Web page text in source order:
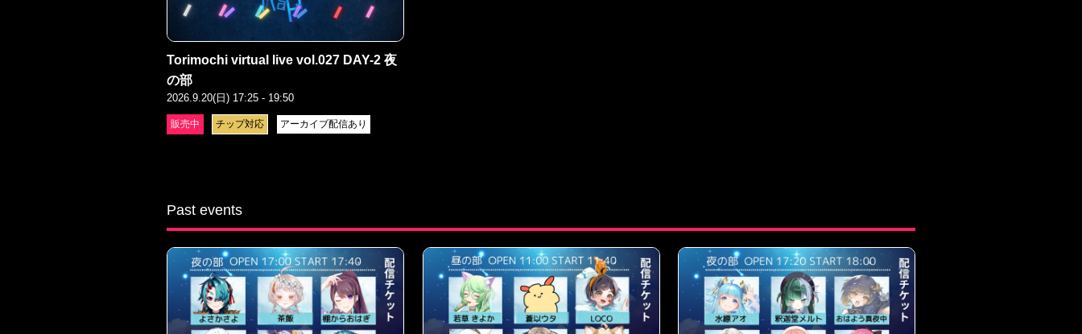
Torimochi virtual live vol.027 DAY-2 夜
の部
2026.9.20(日) 17:25 - 19:50
販売中 チップ対応 アーカイブ配信あり
Past events